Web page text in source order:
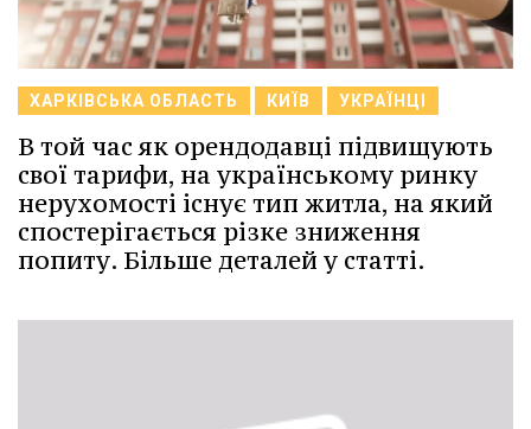
ХАРКІВСЬКА ОБЛАСТЬ КИЇВ УКРАЇНЦІ
В той час як орендодавці підвищують
свої тарифи, на українському ринку
нерухомості існує тип житла, на який
спостерігається різке зниження
попиту. Більше деталей у статті.